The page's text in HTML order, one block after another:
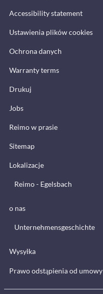
Accessibility statement
Ustawienia plików cookies
Ochrona danych
Warranty terms
Drukuj
Jobs
Reimo w prasie
Sitemap
Lokalizacje
Reimo - Egelsbach
o nas
Unternehmensgeschichte
Wysyłka
Prawo odstąpienia od umowy